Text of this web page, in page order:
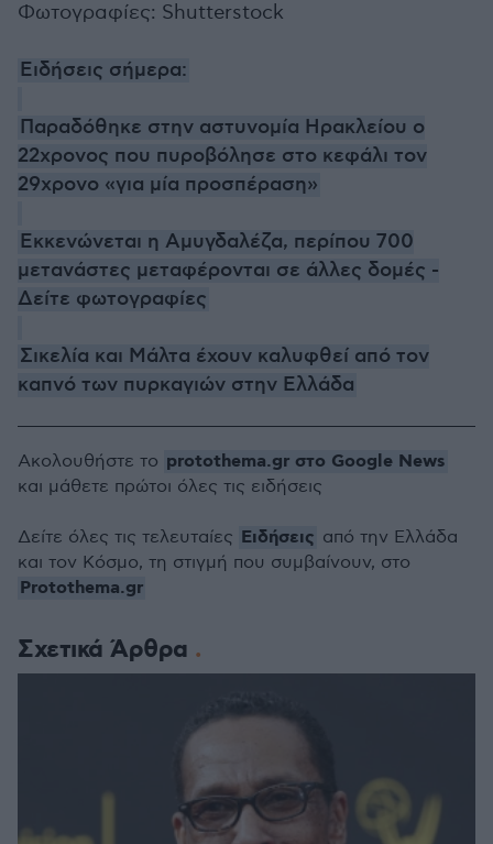
Φωτογραφίες: Shutterstock
Ειδήσεις σήμερα:
Παραδόθηκε στην αστυνομία Ηρακλείου ο
22χρονος που πυροβόλησε στο κεφάλι τον
29χρονο «για μία προσπέραση»
Εκκενώνεται η Αμυγδαλέζα, περίπου 700
μετανάστες μεταφέρονται σε άλλες δομές -
Δείτε φωτογραφίες
Σικελία και Μάλτα έχουν καλυφθεί από τον
καπνό των πυρκαγιών στην Ελλάδα
Σχετικά Άρθρα
Ακολουθήστε το protothema.gr στο Google News
και μάθετε πρώτοι όλες τις ειδήσεις
Δείτε όλες τις τελευταίες Ειδήσεις από την Ελλάδα
και τον Κόσμο, τη στιγμή που συμβαίνουν, στο
Protothema.gr